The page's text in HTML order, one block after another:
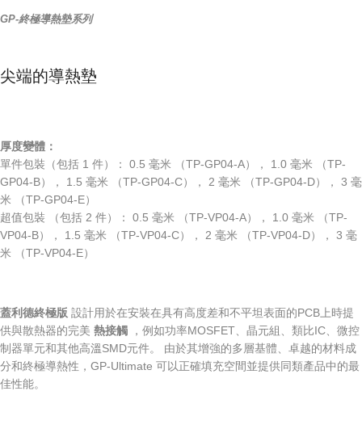
GP-終極導熱墊系列
尖端的導熱墊
厚度變體：
單件包裝（包括 1 件）： 0.5 毫米 （TP-GP04-A）， 1.0 毫米 （TP-
GP04-B）， 1.5 毫米 （TP-GP04-C）， 2 毫米 （TP-GP04-D）， 3 毫
米 （TP-GP04-E）
超值包裝 （包括 2 件）： 0.5 毫米 （TP-VP04-A）， 1.0 毫米 （TP-
VP04-B）， 1.5 毫米 （TP-VP04-C）， 2 毫米 （TP-VP04-D）， 3 毫
米 （TP-VP04-E）
蓋利德終極版 設計用於在安裝在具有高度差和不平坦表面的PCB上時提
供與散熱器的完美 熱接觸 ，例如功率MOSFET、晶元組、類比IC、微控
制器單元和其他高溫SMD元件。 由於其增強的多層基體、卓越的材料成
分和終極導熱性，GP-Ultimate 可以正確填充空間並提供同類產品中的最
佳性能。